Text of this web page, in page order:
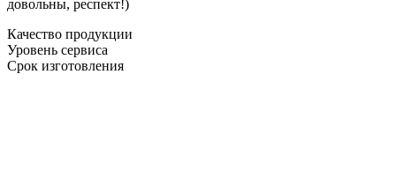
довольны, респект!)
Качество продукции
Уровень сервиса
Срок изготовления